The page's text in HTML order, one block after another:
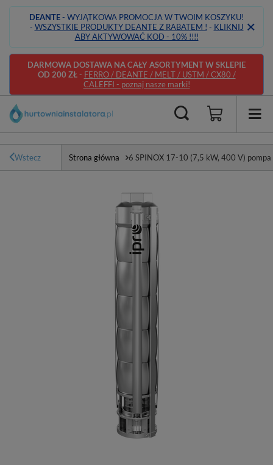
DEANTE- WYJĄTKOWA PROMOCJA W TWOIM KOSZYKU!
- WSZYSTKIE PRODUKTY DEANTE Z RABATEM ! - KLIKNIJ
ABY AKTYWOWAĆ KOD - 10% !!!!
DARMOWA DOSTAWA NA CAŁY ASORTYMENT W SKLEPIE
OD 200 ZŁ- FERRO / DEANTE / MELT / USTM / CX80 /
CALEFFI - poznaj nasze marki!
Wstecz Strona główna 6 SPINOX 17-10 (7,5 kW, 400 V)